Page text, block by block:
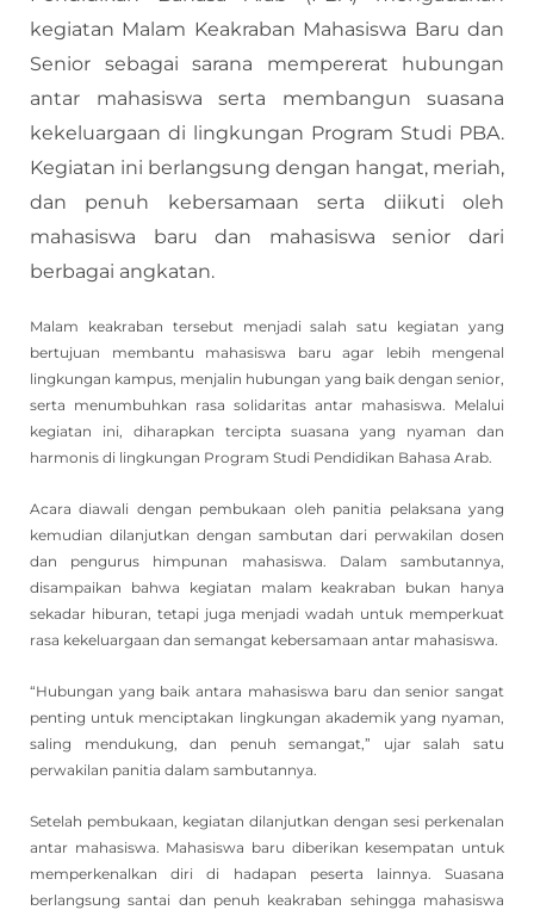
kegiatan Malam Keakraban Mahasiswa Baru dan
Senior sebagai sarana mempererat hubungan
antar mahasiswa serta membangun suasana
kekeluargaan di lingkungan Program Studi PBA.
Kegiatan ini berlangsung dengan hangat, meriah,
dan penuh kebersamaan serta diikuti oleh
mahasiswa baru dan mahasiswa senior dari
berbagai angkatan.
Malam keakraban tersebut menjadi salah satu kegiatan yang
bertujuan membantu mahasiswa baru agar lebih mengenal
lingkungan kampus, menjalin hubungan yang baik dengan senior,
serta menumbuhkan rasa solidaritas antar mahasiswa. Melalui
kegiatan ini, diharapkan tercipta suasana yang nyaman dan
harmonis di lingkungan Program Studi Pendidikan Bahasa Arab.
Acara diawali dengan pembukaan oleh panitia pelaksana yang
kemudian dilanjutkan dengan sambutan dari perwakilan dosen
dan pengurus himpunan mahasiswa. Dalam sambutannya,
disampaikan bahwa kegiatan malam keakraban bukan hanya
sekadar hiburan, tetapi juga menjadi wadah untuk memperkuat
rasa kekeluargaan dan semangat kebersamaan antar mahasiswa.
“Hubungan yang baik antara mahasiswa baru dan senior sangat
penting untuk menciptakan lingkungan akademik yang nyaman,
saling mendukung, dan penuh semangat,” ujar salah satu
perwakilan panitia dalam sambutannya.
Setelah pembukaan, kegiatan dilanjutkan dengan sesi perkenalan
antar mahasiswa. Mahasiswa baru diberikan kesempatan untuk
memperkenalkan diri di hadapan peserta lainnya. Suasana
berlangsung santai dan penuh keakraban sehingga mahasiswa